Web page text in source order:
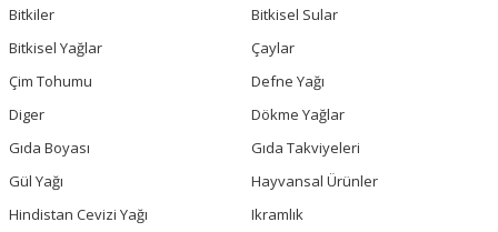
Bitkiler
Bitkisel Sular
Bitkisel Yağlar
Çaylar
Çim Tohumu
Defne Yağı
Diger
Dökme Yağlar
Gıda Boyası
Gıda Takviyeleri
Gül Yağı
Hayvansal Ürünler
Hindistan Cevizi Yağı
Ikramlık